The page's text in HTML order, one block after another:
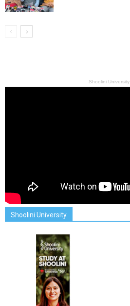
Shoolini University
Shoolini University